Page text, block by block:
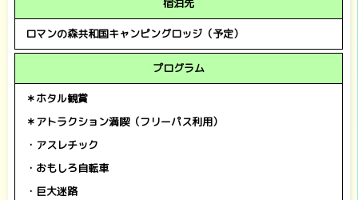
宿泊先
ロマンの森共和国キャンピングロッジ（予定）
プログラム
＊ホタル観賞
＊アトラクション満喫（フリーパス利用）
・アスレチック
・おもしろ自転車
・巨大迷路